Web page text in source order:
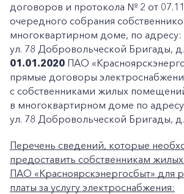
договоров и протокола № 2 от
очередного собрания
многоквартирном доме, по адресу:
ул. 78 Добровольческой Бригады,
01.01.2020 ПАО
прямые договоры
с собственниками жилых
в многоквартирном доме по
ул. 78 Добровольческой Бригады,
Перечень сведений, которые
предоставить собственникам
ПАО «Красноярскэнергосбыт» для
платы за услугу электроснабжения: